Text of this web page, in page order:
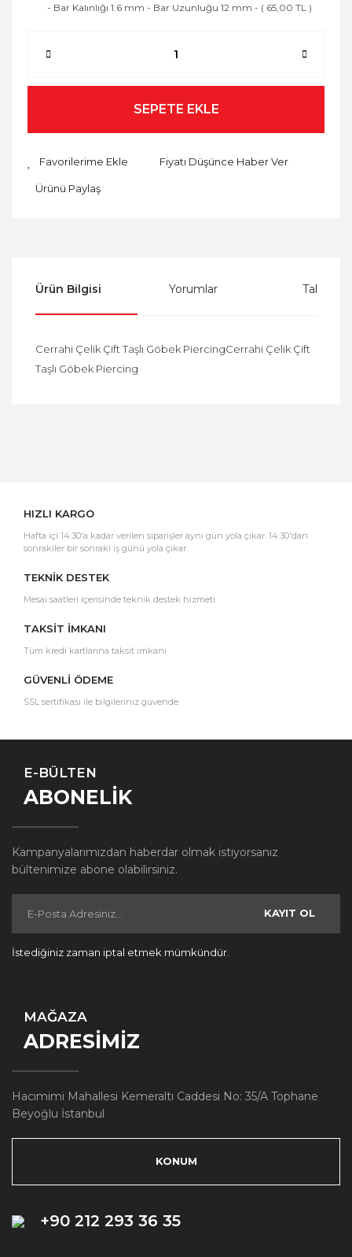
- Bar Kalınlığı 1.6 mm - Bar Uzunluğu 12 mm - ( 65,00 TL )
SEPETE EKLE
Fiyatı Düşünce Haber Ver
Ürünü Paylaş
Ürün Bilgisi Yorumlar Taksit
Cerrahi Çelik Çift Taşlı Göbek PiercingCerrahi Çelik Çift
Taşlı Göbek Piercing
HIZLI KARGO
Hafta içi 14:30'a kadar verilen siparişler aynı gün yola çıkar. 14:30'dan
sonrakiler bir sonraki iş günü yola çıkar.
TEKNİK DESTEK
Mesai saatleri içerisinde teknik destek hizmeti
TAKSİT İMKANI
Tüm kredi kartlarına taksit imkanı
GÜVENLİ ÖDEME
SSL sertifikası ile bilgileriniz güvende.
E-BÜLTEN
ABONELİK
Kampanyalarımızdan haberdar olmak istiyorsanız
bültenimize abone olabilirsiniz.
KAYIT OL
İstediğiniz zaman iptal etmek mümkündür.
MAĞAZA
ADRESİMİZ
Hacımimi Mahallesi Kemeraltı Caddesi No: 35/A Tophane
Beyoğlu İstanbul
KONUM
+90 212 293 36 35